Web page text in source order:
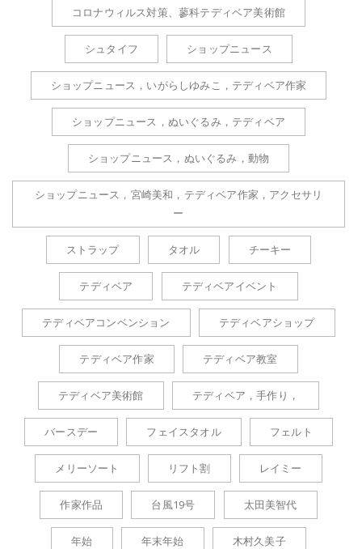
コロナウィルス対策、蓼科テディベア美術館
シュタイフ ショップニュース
ショップニュース，いがらしゆみこ，テディベア作家
ショップニュース，ぬいぐるみ，テディベア
ショップニュース，ぬいぐるみ，動物
ショップニュース，宮崎美和，テディベア作家，アクセサリ
ー
ストラップ タオル チーキー
テディベア テディベアイベント
テディベアコンベンション テディベアショップ
テディベア作家 テディベア教室
テディベア美術館 テディベア，手作り，
バースデー フェイスタオル フェルト
メリーソート リフト割 レイミー
作家作品 台風19号 太田美智代
年始 年末年始 木村久美子